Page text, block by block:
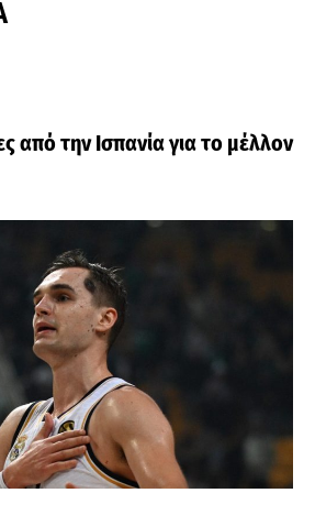
από την Ισπανία για το μέλλον